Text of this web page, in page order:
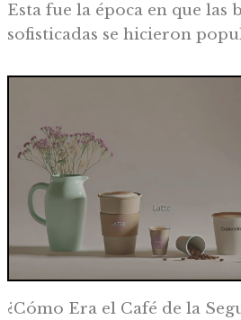
Esta fue la época en que las
sofisticadas se hicieron
¿Cómo Era el Café de la